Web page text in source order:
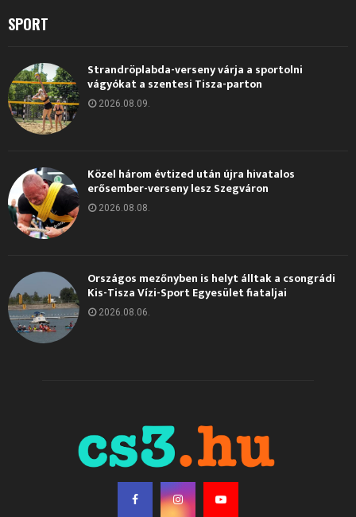
SPORT
Strandröplabda-verseny várja a sportolni
vágyókat a szentesi Tisza-parton
2026.08.09.
Közel három évtized után újra hivatalos
erősember-verseny lesz Szegváron
2026.08.08.
Országos mezőnyben is helyt álltak a csongrádi
Kis-Tisza Vízi-Sport Egyesület fiataljai
2026.08.06.